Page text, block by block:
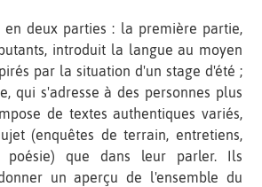
en deux parties : la première partie,
introduit la langue au moyen
par la situation d'un stage d'été ;
qui s'adresse à des personnes plus
de textes authentiques variés,
(enquêtes de terrain, entretiens,
poésie) que dans leur parler. Ils
un aperçu de l'ensemble du